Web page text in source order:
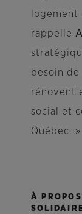
rappelle
besoin
rénovent
social et
Québec. »
À